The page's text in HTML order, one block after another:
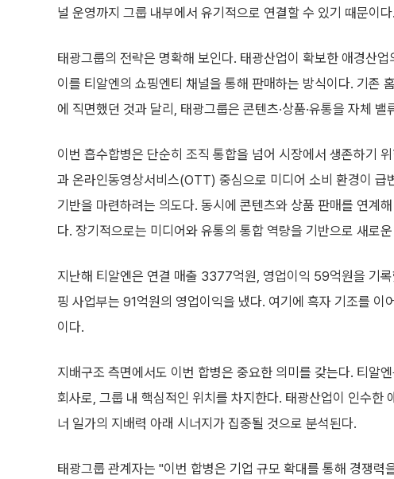
널 운영까지 그룹 내부에서 유기적으로 연결할 수 있기 때문이다.
태광그룹의 전략은 명확해 보인다. 태광산업이 확보한 애경산
이를 티알엔의 쇼핑엔티 채널을 통해 판매하는 방식이다. 기존
에 직면했던 것과 달리, 태광그룹은 콘텐츠·상품·유통을 자체
이번 흡수합병은 단순히 조직 통합을 넘어 시장에서 생존하기
과 온라인동영상서비스(OTT) 중심으로 미디어 소비 환경이 급
기반을 마련하려는 의도다. 동시에 콘텐츠와 상품 판매를 연계
다. 장기적으로는 미디어와 유통의 통합 역량을 기반으로 새로
지난해 티알엔은 연결 매출 3377억원, 영업이익 59억원을 기
핑 사업부는 91억원의 영업이익을 냈다. 여기에 흑자 기조를
이다.
지배구조 측면에서도 이번 합병은 중요한 의미를 갖는다. 티알
회사로, 그룹 내 핵심적인 위치를 차지한다. 태광산업이 인수
너 일가의 지배력 아래 시너지가 집중될 것으로 분석된다.
태광그룹 관계자는 "이번 합병은 기업 규모 확대를 통해 경쟁력